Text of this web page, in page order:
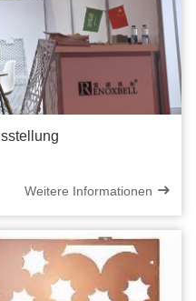
Weitere Informationen